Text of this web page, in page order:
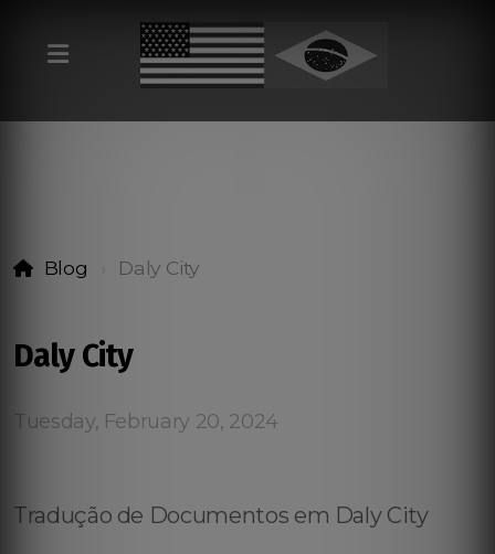
Blog Daly City
Daly City
Tuesday, February 20, 2024
Tradução de Documentos em Daly City